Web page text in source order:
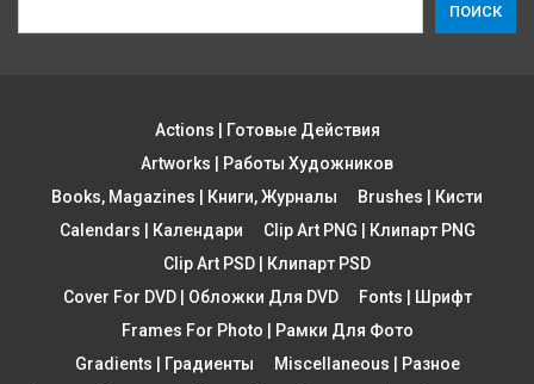
ПОИСК
Actions | Готовые Действия
Artworks | Работы Художников
Books, Magazines | Книги, Журналы
Brushes | Кисти
Calendars | Календари
Clip Art PNG | Клипарт PNG
Clip Art PSD | Клипарт PSD
Cover For DVD | Обложки Для DVD
Fonts | Шрифт
Frames For Photo | Рамки Для Фото
Gradients | Градиенты
Miscellaneous | Разное